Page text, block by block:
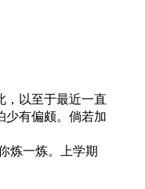
，以至于最近一直
少有偏颇。倘若加
炼一炼。上学期